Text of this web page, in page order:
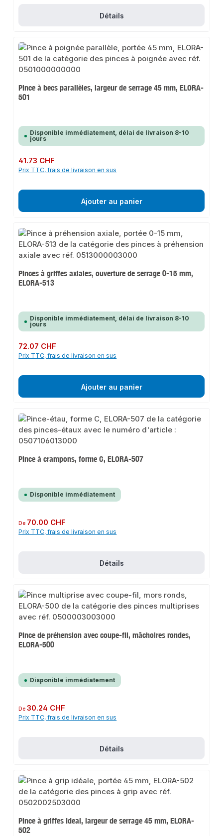
Détails
Pince à becs parallèles, largeur de serrage 45 mm, ELORA-
501
Disponible immédiatement, délai de livraison 8-10
jours
Prix régulier :
41.73 CHF
Prix TTC, frais de livraison en sus
Ajouter au panier
Pinces à griffes axiales, ouverture de serrage 0-15 mm,
ELORA-513
Disponible immédiatement, délai de livraison 8-10
jours
Prix régulier :
72.07 CHF
Prix TTC, frais de livraison en sus
Ajouter au panier
Pince à crampons, forme C, ELORA-507
Disponible immédiatement
Prix régulier :
De 70.00 CHF
Prix TTC, frais de livraison en sus
Détails
Pince de préhension avec coupe-fil, mâchoires rondes,
ELORA-500
Disponible immédiatement
Prix régulier :
De30.24 CHF
Prix TTC, frais de livraison en sus
Détails
Pince à griffes Ideal, largeur de serrage 45 mm, ELORA-
502